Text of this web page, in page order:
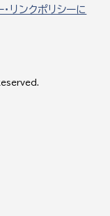
リンクポリシーに